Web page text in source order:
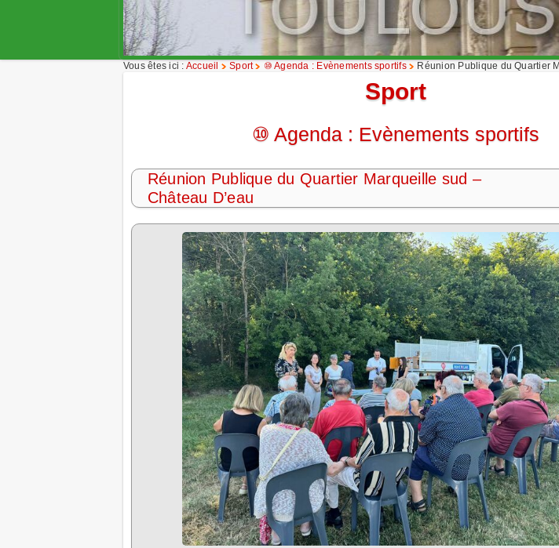
Vous êtes ici : Accueil Sport ⑩ Agenda : Evènements sportifs Réunion Publique du Quartier
Sport
⑩ Agenda : Evènements sportifs
Réunion Publique du Quartier Marqueille sud –
Château D’eau